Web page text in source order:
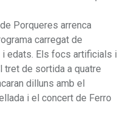
Porqueres arrenca
carregat de
edats. Els focs artificials i
tret de sortida a quatre
dilluns amb el
i el concert de Ferro